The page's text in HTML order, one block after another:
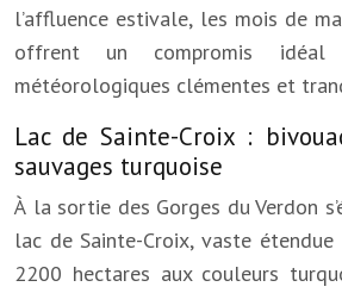
l’affluence estivale, les mois de
offrent un compromis idéal
météorologiques clémentes et
Lac de Sainte-Croix :
sauvages turquoise
À la sortie des Gorges du Verdon
lac de Sainte-Croix, vaste
2200 hectares aux couleurs